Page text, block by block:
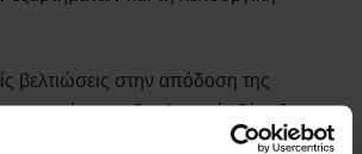
βελτιώσεις στην απόδοση της
του εξοπλισμού εξόρυξης
χαρακτηριστικών για την